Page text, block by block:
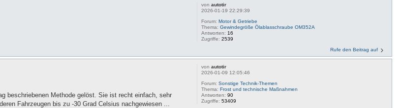
vonautotir
2026-01-19 22:29:39
Forum:Motor & Getriebe
Thema:Gewindegröße Ölablasschraube OM352A
Antworten: 16
Zugriffe:2539
Rufe den Beitrag auf
vonautotir
2026-01-09 12:05:46
Forum:Sonstige Technik-Themen
Thema:Frost und technische Maßnahmen
Antworten:90
Zugriffe:53409
beschriebenen Methode gelöst. Sie ist recht einfach, sehr
Fahrzeugen bis zu -30 Grad Celsius nachgewiesen ...